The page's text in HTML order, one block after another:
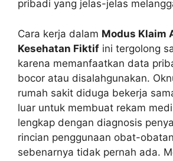
pribadi yang jelas-jelas
Cara kerja dalam Modus Klaim
Kesehatan Fiktif ini tergolong
karena memanfaatkan data
bocor atau disalahgunakan.
rumah sakit diduga bekerja
luar untuk membuat rekam
lengkap dengan diagnosis
rincian penggunaan obat-
sebenarnya tidak pernah ada.